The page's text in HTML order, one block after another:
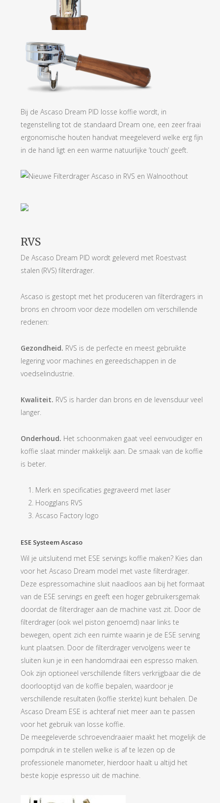
Bij de Ascaso Dream PID losse koffie wordt, in
tegenstelling tot de standaard Dream one, een zeer fraai
ergonomische houten handvat meegeleverd welke erg fijn
in de hand ligt en een warme natuurlijke ’touch’ geeft.
RVS
De Ascaso Dream PID wordt geleverd met Roestvast
stalen (RVS) filterdrager.
Ascaso is gestopt met het produceren van filterdragers in
brons en chroom voor deze modellen om verschillende
redenen:
Gezondheid. RVS is de perfecte en meest gebruikte
legering voor machines en gereedschappen in de
voedselindustrie.
Kwaliteit. RVS is harder dan brons en de levensduur veel
langer.
Onderhoud. Het schoonmaken gaat veel eenvoudiger en
koffie slaat minder makkelijk aan. De smaak van de koffie
is beter.
Merk en specificaties gegraveerd met laser
Hoogglans RVS
Ascaso Factory logo
ESE Systeem Ascaso
Wil je uitsluitend met ESE servings koffie maken? Kies dan
voor het Ascaso Dream model met vaste filterdrager.
Deze espressomachine sluit naadloos aan bij het formaat
van de ESE servings en geeft een hoger gebruikersgemak
doordat de filterdrager aan de machine vast zit. Door de
filterdrager (ook wel piston genoemd) naar links te
bewegen, opent zich een ruimte waarin je de ESE serving
kunt plaatsen. Door de filterdrager vervolgens weer te
sluiten kun je in een handomdraai een espresso maken.
Ook zijn optioneel verschillende filters verkrijgbaar die de
doorlooptijd van de koffie bepalen, waardoor je
verschillende resultaten (koffie sterkte) kunt behalen. De
Ascaso Dream ESE is achteraf niet meer aan te passen
voor het gebruik van losse koffie.
De meegeleverde schroevendraaier maakt het mogelijk de
pompdruk in te stellen welke is af te lezen op de
professionele manometer, hierdoor haalt u altijd het
beste kopje espresso uit de machine.